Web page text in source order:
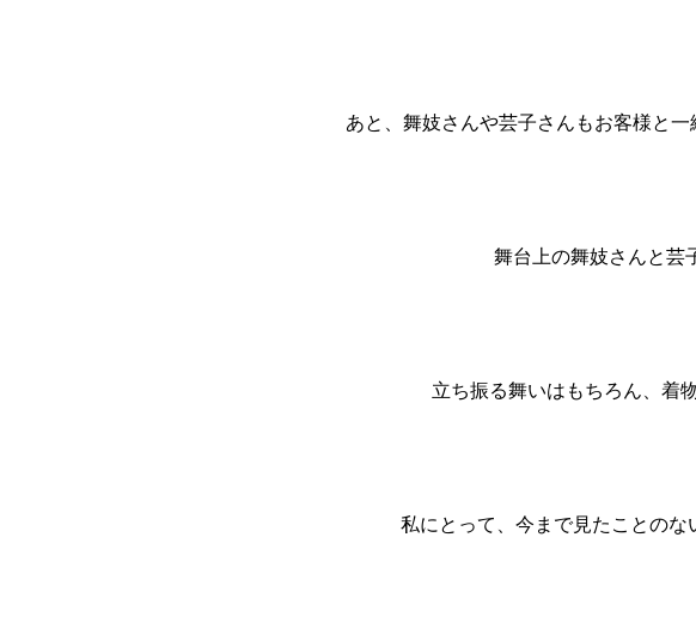
あと、舞妓さんや芸子さんもお客様と
舞台上の舞妓さんと芸
立ち振る舞いはもちろん、着
私にとって、今まで見たことのな